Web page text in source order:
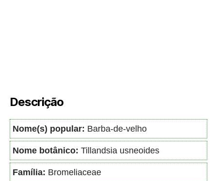
Descrição
Nome(s) popular: Barba-de-velho
Nome botânico: Tillandsia usneoides
Família: Bromeliaceae